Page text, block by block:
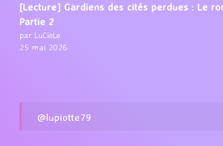
[Lecture] Gardiens des cités perdues : Le
Partie 2
par LuCioLe
25 mai 2026
@lupiotte79